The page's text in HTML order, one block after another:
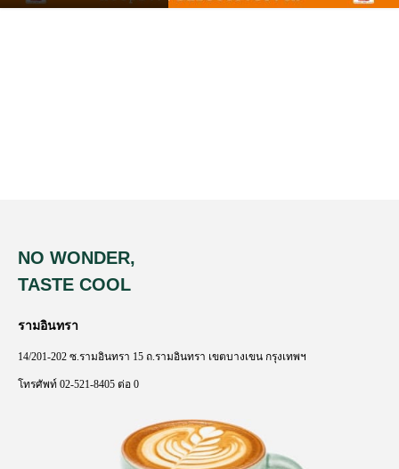
NO WONDER,
TASTE COOL
รามอินทรา
14/201-202 ซ.รามอินทรา 15 ถ.รามอินทรา เขตบางเขน กรุงเทพฯ
โทรศัพท์ 02-521-8405 ต่อ 0